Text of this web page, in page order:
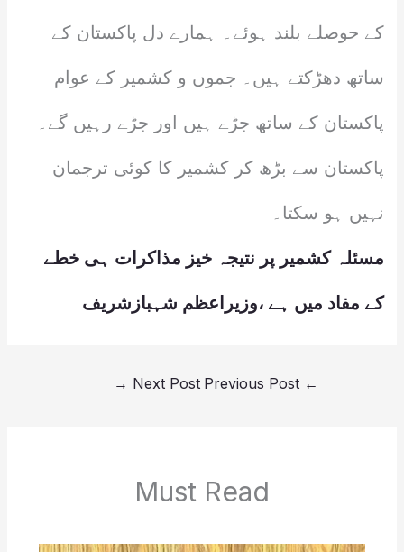
کے حوصلے بلند ہوئے۔ ہمارے دل پاکستان کے
ساتھ دھڑکتے ہیں۔ جموں و کشمیر کے عوام
پاکستان کے ساتھ جڑے ہیں اور جڑے رہیں گے۔
پاکستان سے بڑھ کر کشمیر کا کوئی ترجمان
نہیں ہو سکتا۔
مسئلہ کشمیر پر نتیجہ خیز مذاکرات ہی خطے
کے مفاد میں ہے ،وزیراعظم شہبازشریف
←
Next Post
→
Must Read